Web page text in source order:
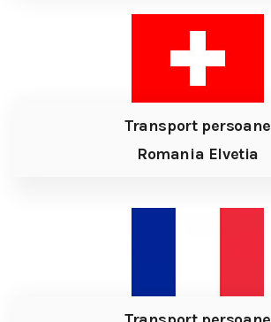
Transport persoane
Romania Elvetia